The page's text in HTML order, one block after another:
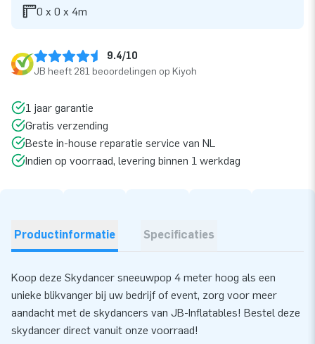
0 x 0 x 4m
9.4/10
JB heeft 281 beoordelingen op Kiyoh
1 jaar garantie
Gratis verzending
Beste in-house reparatie service van NL
Indien op voorraad, levering binnen 1 werkdag
Productinformatie Specificaties
Koop deze Skydancer sneeuwpop 4 meter hoog als een
unieke blikvanger bij uw bedrijf of event, zorg voor meer
aandacht met de skydancers van JB-Inflatables! Bestel deze
skydancer direct vanuit onze voorraad!